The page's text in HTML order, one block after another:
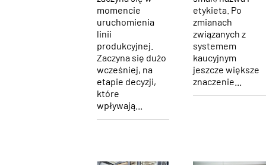
momencie
uruchomienia
linii
produkcyjnej.
Zaczyna się dużo
wcześniej, na
etapie decyzji,
które
wpływają...
etykieta. Po
zmianach
związanych z
systemem
kaucyjnym
jeszcze większe
znaczenie...